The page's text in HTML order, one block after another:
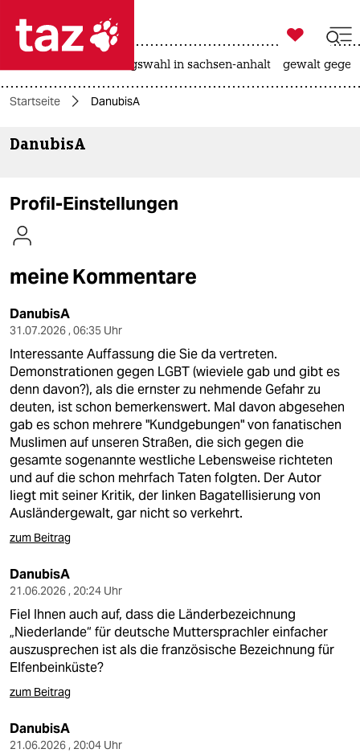
 taz zahl ich
themen
kultur
sport
berlin
nord
wahrheit
verlag
verlag
veranstaltungen
fragen & hilfe
unterstützen
abo
genossenschaft
epaper login

taz zahl ich
landtagswahl in sachsen-anhalt gewalt
Startseite DanubisA
DanubisA
Profil-Einstellungen
meine Kommentare
DanubisA
31.07.2026 , 06:35 Uhr
Interessante Auffassung die Sie da vertreten.
Demonstrationen gegen LGBT (wieviele gab und gibt es
denn davon?), als die ernster zu nehmende Gefahr zu
deuten, ist schon bemerkenswert. Mal davon abgesehen
gab es schon mehrere "Kundgebungen" von fanatischen
Muslimen auf unseren Straßen, die sich gegen die
gesamte sogenannte westliche Lebensweise richteten
und auf die schon mehrfach Taten folgten. Der Autor
liegt mit seiner Kritik, der linken Bagatellisierung von
Ausländergewalt, gar nicht so verkehrt.
zum Beitrag
DanubisA
21.06.2026 , 20:24 Uhr
Fiel Ihnen auch auf, dass die Länderbezeichnung
„Niederlande“ für deutsche Muttersprachler einfacher
auszusprechen ist als die französische Bezeichnung für
Elfenbeinküste?
zum Beitrag
DanubisA
21.06.2026 , 20:04 Uhr